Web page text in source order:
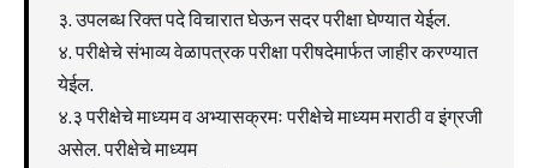
३. उपलब्ध रिक्त पदे विचारात घेऊन सदर परीक्षा घेण्यात येईल.
४. परीक्षेचे संभाव्य वेळापत्रक परीक्षा परीषदेमार्फत जाहीर करण्यात
येईल.
४.३ परीक्षेचे माध्यम व अभ्यासक्रमः परीक्षेचे माध्यम मराठी व इंग्रजी
असेल. परीक्षेचे माध्यम